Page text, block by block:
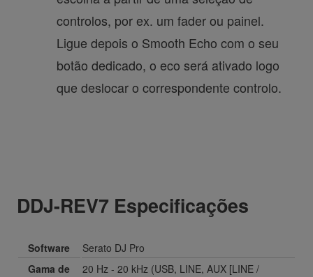
controlos, por ex. um fader ou painel.
Ligue depois o Smooth Echo com o seu
botão dedicado, o eco será ativado logo
que deslocar o correspondente controlo.
DDJ-REV7 Especificações
Software
Serato DJ Pro
Gama de
20 Hz - 20 kHz (USB, LINE, AUX [LINE /